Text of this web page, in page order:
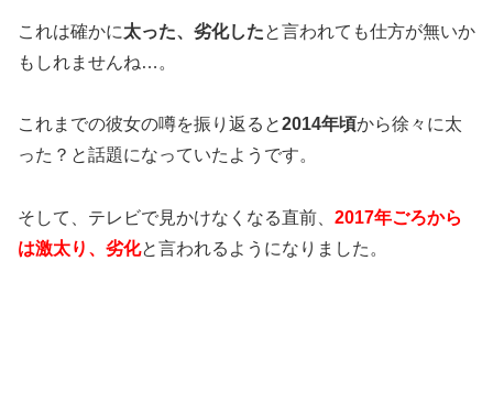
これは確かに太った、劣化したと言われても仕方が無いか
もしれませんね…。
これまでの彼女の噂を振り返ると2014年頃から徐々に太
った？と話題になっていたようです。
そして、テレビで見かけなくなる直前、 2017年ごろから
は激太り、劣化と言われるようになりました。